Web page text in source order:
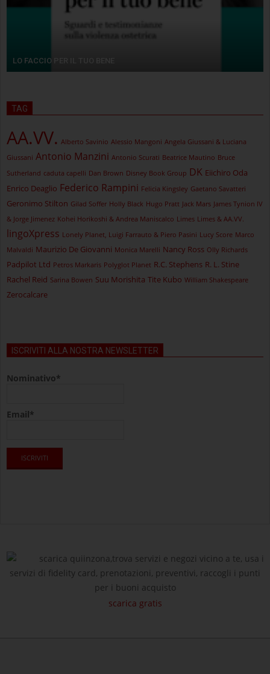
LO FACCIO PER IL TUO BENE
TAG
AA.VV. Alberto Savinio Alessio Mangoni Angela Giussani & Luciana
Giussani Antonio Manzini Antonio Scurati Beatrice Mautino Bruce
Sutherland caduta capelli Dan Brown Disney Book Group DK Eiichiro Oda
Enrico Deaglio Federico Rampini Felicia Kingsley Gaetano Savatteri
Geronimo Stilton Gilad Soffer Holly Black Hugo Pratt Jack Mars James Tynion IV
& Jorge Jimenez Kohei Horikoshi & Andrea Maniscalco Limes Limes & AA.VV.
lingoXpress Lonely Planet, Luigi Farrauto & Piero Pasini Lucy Score Marco
Malvaldi Maurizio De Giovanni Monica Marelli Nancy Ross Olly Richards
Padpilot Ltd Petros Markaris Polyglot Planet R.C. Stephens R. L. Stine
Rachel Reid Sarina Bowen Suu Morishita Tite Kubo William Shakespeare
Zerocalcare
ISCRIVITI ALLA NOSTRA NEWSLETTER
Nominativo*
Email*
scarica quiinzona,trova servizi e negozi vicino a te, usa i
servizi di fidelity card, prenotazioni, preventivi, raccogli i punti
per i buoni acquisto
scarica gratis